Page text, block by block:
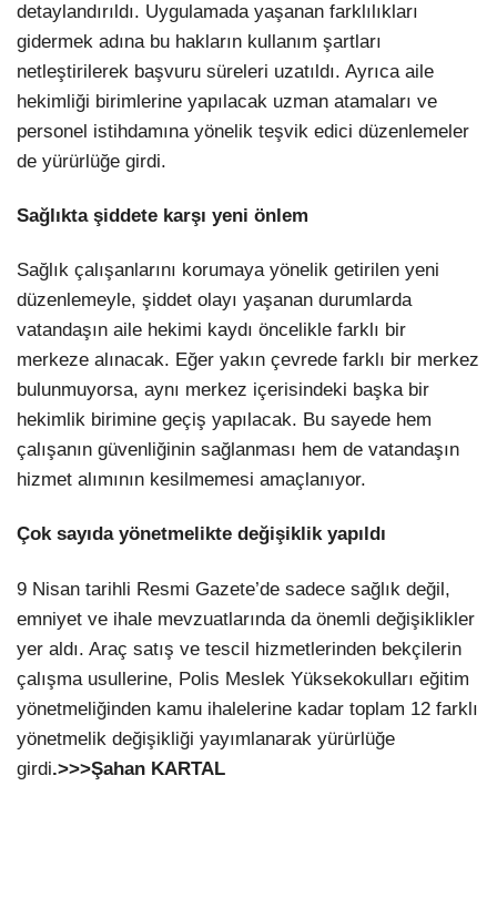
detaylandırıldı. Uygulamada yaşanan farklılıkları
gidermek adına bu hakların kullanım şartları
netleştirilerek başvuru süreleri uzatıldı. Ayrıca aile
hekimliği birimlerine yapılacak uzman atamaları ve
personel istihdamına yönelik teşvik edici düzenlemeler
de yürürlüğe girdi.
Sağlıkta şiddete karşı yeni önlem
Sağlık çalışanlarını korumaya yönelik getirilen yeni
düzenlemeyle, şiddet olayı yaşanan durumlarda
vatandaşın aile hekimi kaydı öncelikle farklı bir
merkeze alınacak. Eğer yakın çevrede farklı bir merkez
bulunmuyorsa, aynı merkez içerisindeki başka bir
hekimlik birimine geçiş yapılacak. Bu sayede hem
çalışanın güvenliğinin sağlanması hem de vatandaşın
hizmet alımının kesilmemesi amaçlanıyor.
Çok sayıda yönetmelikte değişiklik yapıldı
9 Nisan tarihli Resmi Gazete’de sadece sağlık değil,
emniyet ve ihale mevzuatlarında da önemli değişiklikler
yer aldı. Araç satış ve tescil hizmetlerinden bekçilerin
çalışma usullerine, Polis Meslek Yüksekokulları eğitim
yönetmeliğinden kamu ihalelerine kadar toplam 12 farklı
yönetmelik değişikliği yayımlanarak yürürlüğe
girdi.>>>Şahan KARTAL